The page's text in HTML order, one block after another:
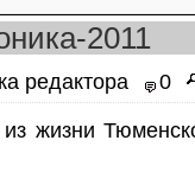
2011
редактора
0
жизни